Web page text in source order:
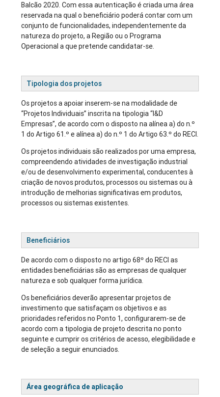
Balcão 2020. Com essa autenticação é criada uma área
reservada na qual o beneficiário poderá contar com um
conjunto de funcionalidades, independentemente da
natureza do projeto, a Região ou o Programa
Operacional a que pretende candidatar-se.
Tipologia dos projetos
Os projetos a apoiar inserem-se na modalidade de
“Projetos Individuais” inscrita na tipologia “I&D
Empresas”, de acordo com o disposto na alínea a) do n.º
1 do Artigo 61.º e alínea a) do n.º 1 do Artigo 63.º do RECI.
Os projetos individuais são realizados por uma empresa,
compreendendo atividades de investigação industrial
e/ou de desenvolvimento experimental, conducentes à
criação de novos produtos, processos ou sistemas ou à
introdução de melhorias significativas em produtos,
processos ou sistemas existentes.
Beneficiários
De acordo com o disposto no artigo 68º do RECI as
entidades beneficiárias são as empresas de qualquer
natureza e sob qualquer forma jurídica.
Os beneficiários deverão apresentar projetos de
investimento que satisfaçam os objetivos e as
prioridades referidos no Ponto 1, configurarem-se de
acordo com a tipologia de projeto descrita no ponto
seguinte e cumprir os critérios de acesso, elegibilidade e
de seleção a seguir enunciados.
Área geográfica de aplicação